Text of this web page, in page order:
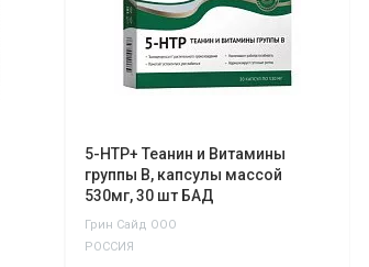
5-НТР+ Теанин и Витамины
группы В, капсулы массой
530мг, 30 шт БАД
Грин Сайд ООО
РОССИЯ